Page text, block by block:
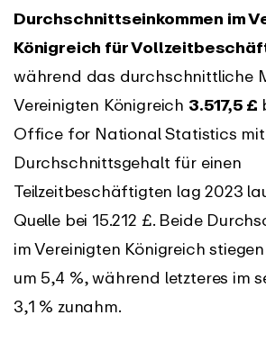
Durchschnittseinkommen im
Königreich für
während das durchschnittliche
Vereinigten Königreich 3.517,5 £
Office for National Statistics
Durchschnittsgehalt für einen
Teilzeitbeschäftigten lag 2023
Quelle bei 15.212 £. Beide
im Vereinigten Königreich
um 5,4 %, während letzteres im
3,1 % zunahm.